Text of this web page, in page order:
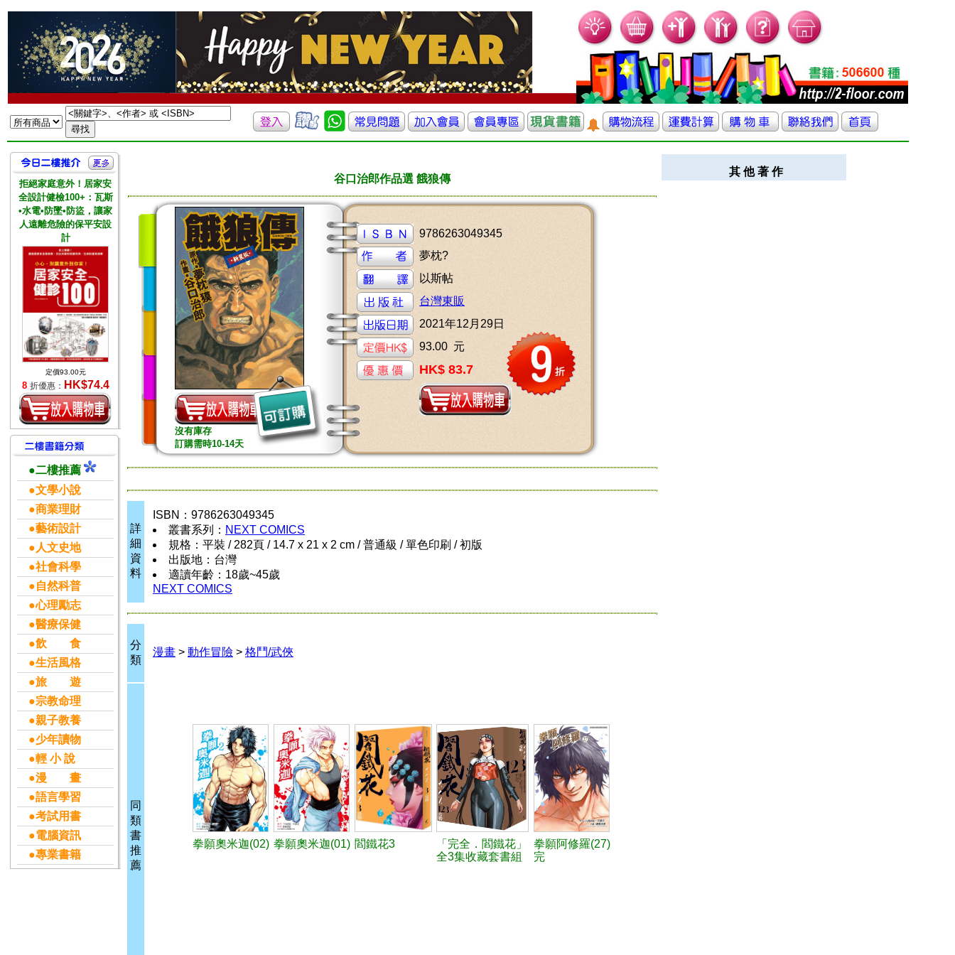
拒絕家庭意外！居家安
全設計健檢100+：瓦斯
•水電•防墜•防盜，讓家
人遠離危險的保平安設
計
定價93.00元
8 折優惠： HK$74.4
●二樓推薦
●文學小說
●商業理財
●藝術設計
●人文史地
●社會科學
●自然科普
●心理勵志
●醫療保健
●飲 食
●生活風格
●旅 遊
●宗教命理
●親子教養
●少年讀物
●輕 小 說
●漫 畫
●語言學習
●考試用書
●電腦資訊
●專業書籍
谷口治郎作品選 餓狼傳
沒有庫存
訂購需時10-14天
9786263049345
夢枕?
以斯帖
台灣東販
2021年12月29日
93.00 元
HK$ 83.7
詳
細
資
料
ISBN：9786263049345
叢書系列： NEXT COMICS
規格：平裝 / 282頁 / 14.7 x 21 x 2 cm / 普通級 / 單色印刷 / 初版
出版地：台灣
適讀年齡：18歲~45歲
NEXT COMICS
分
類
漫畫 > 動作冒險 > 格鬥/武俠
同
類
書
推
薦
拳願奧米迦(02) 拳願奧米迦(01) 閻鐵花3
「完全．閻鐵花」
全3集收藏套書組
拳願阿修羅(27)
完
其 他 著 作